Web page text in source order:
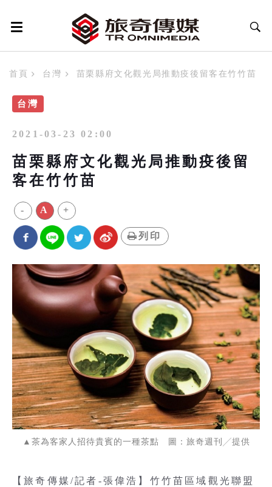
首頁 台灣 苗栗縣府文化觀光局推動疫後留客在竹竹苗
台灣
2021-03-23 02:00
苗栗縣府文化觀光局推動疫後留
客在竹竹苗
- A +
列印
▲茶為客家人招待貴賓的一種茶點 圖：旅奇週刊╱提供
【旅奇傳媒/記者-張偉浩】竹竹苗區域觀光聯盟